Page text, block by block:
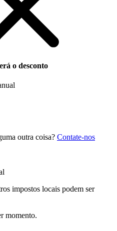
o desconto
outra coisa? Contate-nos
impostos locais podem ser
momento.